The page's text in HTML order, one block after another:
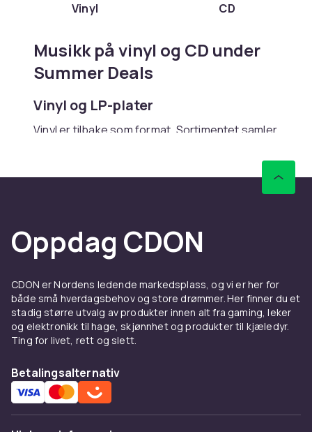
Vinyl CD
Musikk på vinyl og CD under
Summer Deals
Vinyl og LP-plater
Vinyl er tilbake som format. Sortimentet samler
innen rock, pop, jazz, hip-hop og elektronisk.
Finn både norske og internasjonale artister.
og tiår i sortimentet.
CD og bokser
CD-formatet gir fortsatt høy lydkvalitet og
tilgjengelighet. Sortimentet dekker album,
samlinger og bokser med ekstramateriale. Finn
også spesialutgaver og deluxe-versjoner med
samlere og den som foretrekker fysiske
plater.
Platespillere og tilbehør
Oppdag CDON
CDON er Nordens ledende markedsplass, og vi er her for
både små hverdagsbehov og store drømmer. Her finner du et
stadig større utvalg av produkter innen alt fra gaming, leker
og elektronikk til hage, skjønnhet og produkter til kjæledyr.
Ting for livet, rett og slett.
Betalingsalternativ